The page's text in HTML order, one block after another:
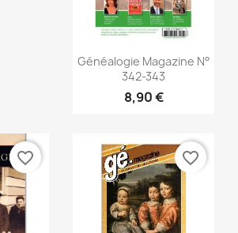
Snabbvy
Généalogie Magazine N°
342-343
8,90 €
favorite_border favorite_border